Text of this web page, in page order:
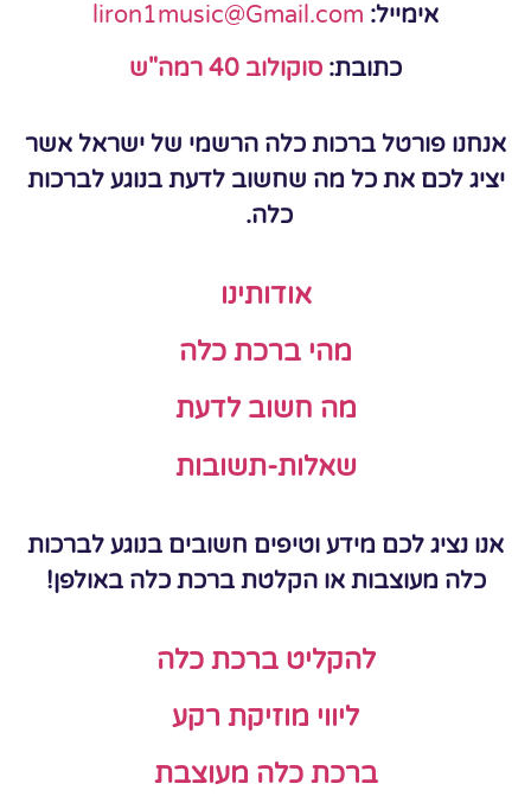
אימייל: liron1music@Gmail.com
כתובת: סוקולוב 40 רמה"ש
אנחנו פורטל ברכות כלה הרשמי של ישראל אשר
יציג לכם את כל מה שחשוב לדעת בנוגע לברכות
כלה.
אודותינו
מהי ברכת כלה
מה חשוב לדעת
שאלות-תשובות
אנו נציג לכם מידע וטיפים חשובים בנוגע לברכות
כלה מעוצבות או הקלטת ברכת כלה באולפן!
להקליט ברכת כלה
ליווי מוזיקת רקע
ברכת כלה מעוצבת